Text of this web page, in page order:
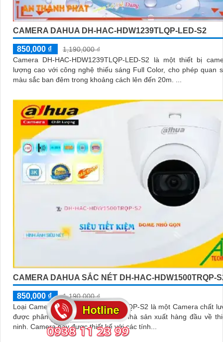
CAMERA DAHUA DH-HAC-HDW1239TLQP-LED-S2
850,000 ₫
1,190,000 ₫
Camera DH-HAC-HDW1239TLQP-LED-S2 là một thiết bị
lượng cao với công nghệ thiếu sáng Full Color, cho phép quan
màu sắc ban đêm trong khoảng cách lên đến 20m. ...
CAMERA DAHUA SẮC NÉT DH-HAC-HDW1500TRQP-
850,000 ₫
1,190,000 ₫
Loại Camera DH-HAC-HDW1500TRQP-S2 là một Camera chất
được phân phối bởi hãng Dahua, nhà sản xuất hàng đầu về
ninh. Camera này được thiết kế với các tính...